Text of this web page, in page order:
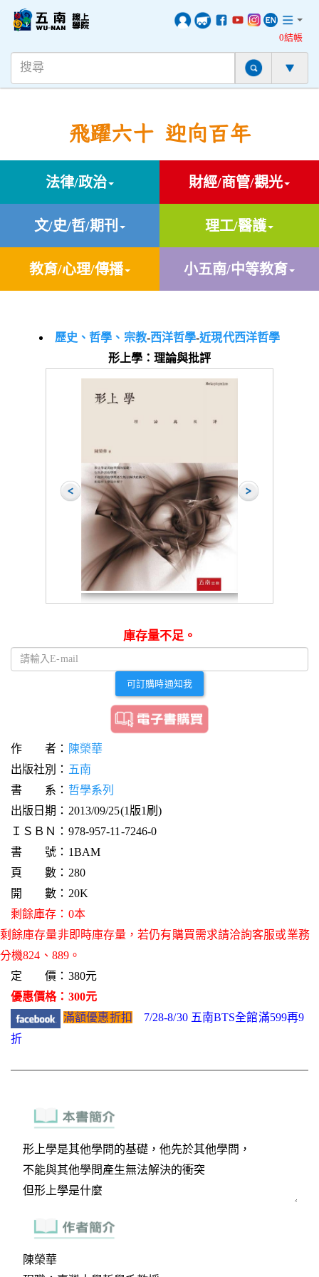
0結帳
飛躍六十 迎向百年
法律/政治 財經/商管/觀光
文/史/哲/期刊 理工/醫護
教育/心理/傳播 小五南/中等教育
歷史、哲學、宗教-西洋哲學-近現代西洋哲學
形上學：理論與批評
庫存量不足。
可訂購時通知我
作 者： 陳榮華
出版社別： 五南
書 系： 哲學系列
出版日期：2013/09/25(1版1刷)
ＩＳＢＮ：978-957-11-7246-0
書 號：1BAM
頁 數：280
開 數：20K
剩餘庫存：0本
剩餘庫存量非即時庫存量，若仍有購買需求請洽詢客服或業務
分機824、889。
定 價：380元
優惠價格：300元
滿額優惠折扣
7/28-8/30 五南BTS全館滿599再9
折